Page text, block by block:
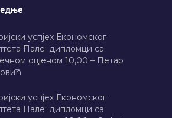
успјех Економског
Пале: дипломци са
оцјеном 10,00 – Петар
успјех Економског
Пале: дипломци са